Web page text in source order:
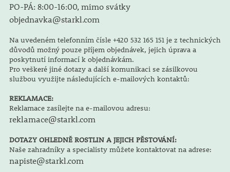
PO-PÁ: 8:00-16:00, mimo svátky
objednavka@starkl.com
Na uvedeném telefonním čísle +420 532 165 151 je z technických
důvodů možný pouze příjem objednávek, jejich úprava a
poskytnutí informací k objednávkám.
Pro veškeré jiné dotazy a další komunikaci se zásilkovou
službou využijte následujících e-mailových kontaktů:
REKLAMACE:
Reklamace zasílejte na e-mailovou adresu:
reklamace@starkl.com
DOTAZY OHLEDNĚ ROSTLIN A JEJICH PĚSTOVÁNÍ:
Naše zahradníky a specialisty můžete kontaktovat na adrese:
napiste@starkl.com